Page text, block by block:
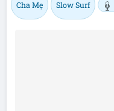
Cha Mẹ Slow Surf